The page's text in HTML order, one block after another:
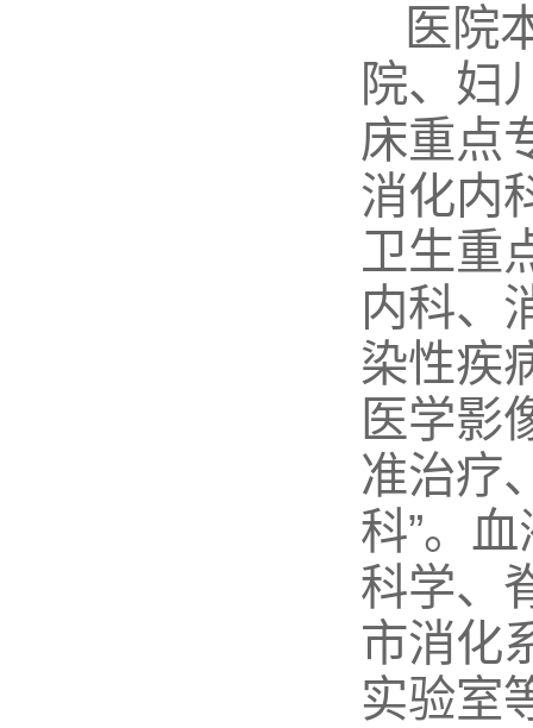
医院
院、妇
床重点
消化内
卫生重
内科、
染性疾
医学影
准治疗
科”。
科学、
市消化
实验室